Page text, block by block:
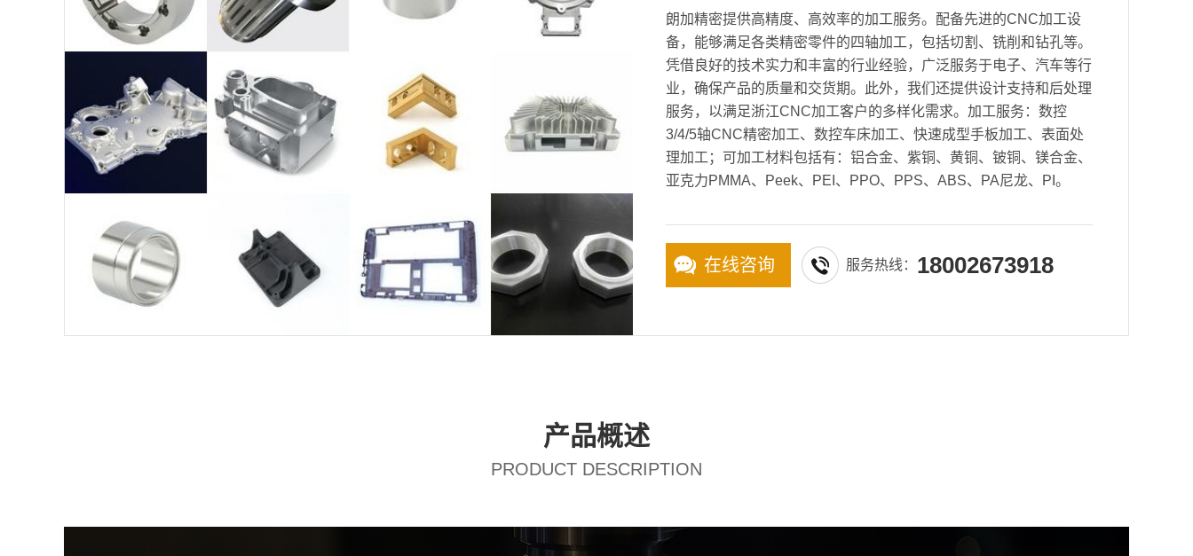
朗加精密提供高精度、高效率的加工服务。配备先进的CNC加工设
备，能够满足各类精密零件的四轴加工，包括切割、铣削和钻孔等。
凭借良好的技术实力和丰富的行业经验，广泛服务于电子、汽车等行
业，确保产品的质量和交货期。此外，我们还提供设计支持和后处理
服务，以满足浙江CNC加工客户的多样化需求。加工服务：数控
3/4/5轴CNC精密加工、数控车床加工、快速成型手板加工、表面处
理加工；可加工材料包括有：铝合金、紫铜、黄铜、铍铜、镁合金、
亚克力PMMA、Peek、PEI、PPO、PPS、ABS、PA尼龙、PI。
在线咨询 服务热线： 18002673918
产品概述
PRODUCT DESCRIPTION